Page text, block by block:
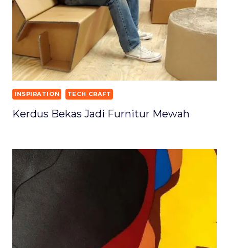
INSPIRATION TECH CRAFT
Kerdus Bekas Jadi Furnitur Mewah